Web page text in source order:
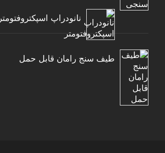
نانودراپ اسپکتروفتومتر
طیف سنج رامان قابل حمل